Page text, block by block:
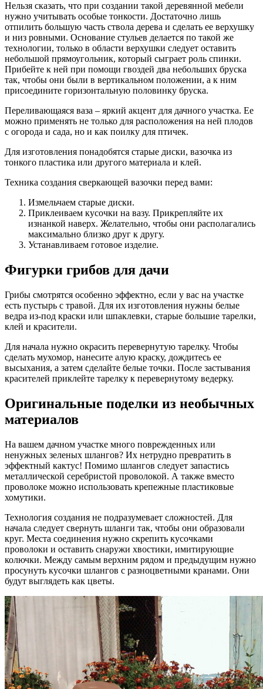
Нельзя сказать, что при создании такой деревянной мебели
нужно учитывать особые тонкости. Достаточно лишь
отпилить большую часть ствола дерева и сделать ее верхушку
и низ ровными. Основание стульев делается по такой же
технологии, только в области верхушки следует оставить
небольшой прямоугольник, который сыграет роль спинки.
Прибейте к ней при помощи гвоздей два небольших бруска
так, чтобы они были в вертикальном положении, а к ним
присоедините горизонтальную половинку бруска.
Переливающаяся ваза – яркий акцент для дачного участка. Ее
можно применять не только для расположения на ней плодов
с огорода и сада, но и как поилку для птичек.
Для изготовления понадобятся старые диски, вазочка из
тонкого пластика или другого материала и клей.
Техника создания сверкающей вазочки перед вами:
Измельчаем старые диски.
Приклеиваем кусочки на вазу. Прикрепляйте их
изнанкой наверх. Желательно, чтобы они располагались
максимально близко друг к другу.
Устанавливаем готовое изделие.
Фигурки грибов для дачи
Грибы смотрятся особенно эффектно, если у вас на участке
есть пустырь с травой. Для их изготовления нужны белые
ведра из-под краски или шпаклевки, старые большие тарелки,
клей и красители.
Для начала нужно окрасить перевернутую тарелку. Чтобы
сделать мухомор, нанесите алую краску, дождитесь ее
высыхания, а затем сделайте белые точки. После застывания
красителей приклейте тарелку к перевернутому ведерку.
Оригинальные поделки из необычных
материалов
На вашем дачном участке много поврежденных или
ненужных зеленых шлангов? Их нетрудно превратить в
эффектный кактус! Помимо шлангов следует запастись
металлической серебристой проволокой. А также вместо
проволоке можно использовать крепежные пластиковые
хомутики.
Технология создания не подразумевает сложностей. Для
начала следует свернуть шланги так, чтобы они образовали
круг. Места соединения нужно скрепить кусочками
проволоки и оставить снаружи хвостики, имитирующие
колючки. Между самым верхним рядом и предыдущим нужно
просунуть кусочки шлангов с разноцветными кранами. Они
будут выглядеть как цветы.